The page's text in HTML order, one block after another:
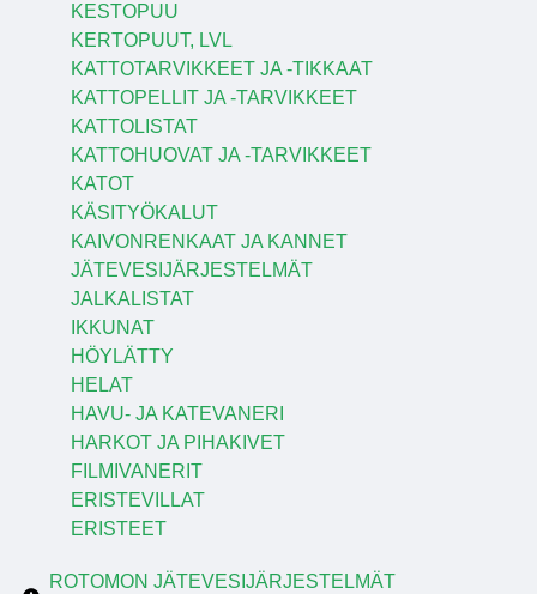
KESTOPUU
KERTOPUUT, LVL
KATTOTARVIKKEET JA -TIKKAAT
KATTOPELLIT JA -TARVIKKEET
KATTOLISTAT
KATTOHUOVAT JA -TARVIKKEET
KATOT
KÄSITYÖKALUT
KAIVONRENKAAT JA KANNET
JÄTEVESIJÄRJESTELMÄT
JALKALISTAT
IKKUNAT
HÖYLÄTTY
HELAT
HAVU- JA KATEVANERI
HARKOT JA PIHAKIVET
FILMIVANERIT
ERISTEVILLAT
ERISTEET
ROTOMON JÄTEVESIJÄRJESTELMÄT